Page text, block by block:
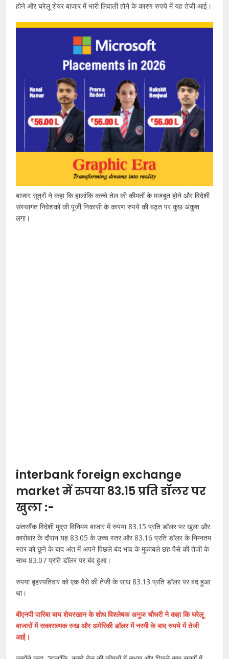
होने और घरेलू शेयर बाजार में भारी लिवाली होने के कारण रुपये में यह तेजी आई।
बाजार सूत्रों ने कहा कि हालांकि कच्चे तेल की कीमतों के मजबूत होने और विदेशी
संस्थागत निवेशकों की पूंजी निकासी के कारण रुपये की बढ़त पर कुछ अंकुश
लगा।
interbank foreign exchange
market में रुपया 83.15 प्रति डॉलर पर
खुला :-
अंतरबैंक विदेशी मुद्रा विनिमय बाजार में रुपया 83.15 प्रति डॉलर पर खुला और
कारोबार के दौरान यह 83.05 के उच्च स्तर और 83.16 प्रति डॉलर के निम्नतम
स्तर को छूने के बाद अंत में अपने पिछले बंद भाव के मुकाबले छह पैसे की तेजी के
साथ 83.07 प्रति डॉलर पर बंद हुआ।
रुपया बृहस्पतिवार को एक पैसे की तेजी के साथ 83.13 प्रति डॉलर पर बंद हुआ
था।
बीएनपी पारिबा बाय शेयरखान के शोध विश्लेषक अनुज चौधरी ने कहा कि घरेलू
बाजारों में सकारात्मक रुख और अमेरिकी डॉलर में नरमी के बाद रुपये में तेजी
आई।